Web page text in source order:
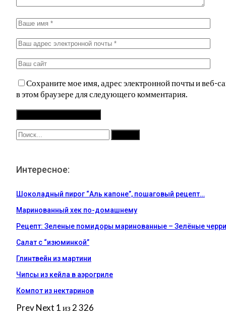
Сохраните мое имя, адрес электронной почты и веб-
в этом браузере для следующего комментария.
Интересное:
Шоколадный пирог “Аль капоне”, пошаговый рецепт…
Маринованный хек по-домашнему
Рецепт: Зеленые помидоры маринованные – Зелёные
Салат с “изюминкой”
Глинтвейн из мартини
Чипсы из кейла в аэрогриле
Компот из нектаринов
PrevNext 1 из 2 326